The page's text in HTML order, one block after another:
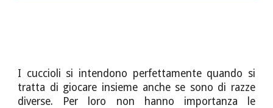
I cuccioli si intendono perfettamente quando si
tratta di giocare insieme anche se sono di razze
diverse. Per loro non hanno importanza le